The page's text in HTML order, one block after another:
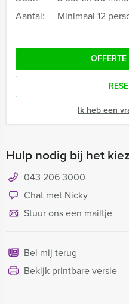
Aantal:
Minimaal 12
Ik heb een
Hulp nodig bij het
043 206 3000
Chat met Nicky
Stuur ons een mailtje
Bel mij terug
Bekijk printbare versie